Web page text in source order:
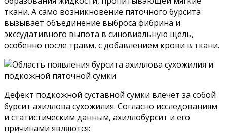
ткани. А само возникновение пяточного бурсита
вызывает объединение выброса фибрина и
экссудативного выпота в синовиальную щель,
особенно после травм, с добавлением крови в ткани.
Дефект подкожной суставной сумки влечет за собой
бурсит ахиллова сухожилия. Согласно исследованиям
и статистическим данным, ахиллобурсит и его
причинами являются: